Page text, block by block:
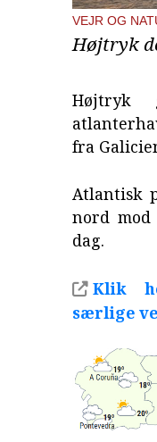
VEJR OG
Højtryk
Højtryk
fra
Atlantisk
nord
dag.
Klik
særlige